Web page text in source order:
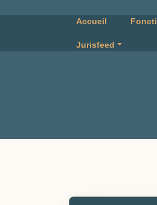
Accueil
Jurisfeed